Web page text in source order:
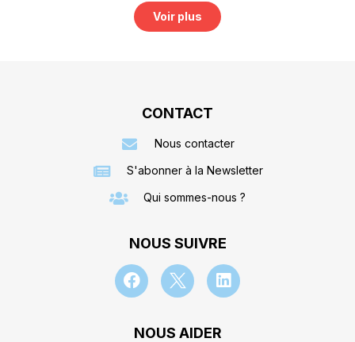
Voir plus
CONTACT
Nous contacter
S'abonner à la Newsletter
Qui sommes-nous ?
NOUS SUIVRE
NOUS AIDER